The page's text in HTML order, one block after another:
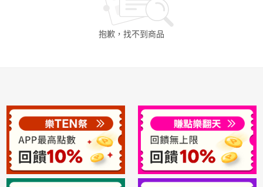
化妝保養
抱歉，找不到 商品